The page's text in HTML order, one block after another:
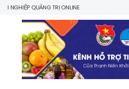
QUẢNG TRỊ ONLINE